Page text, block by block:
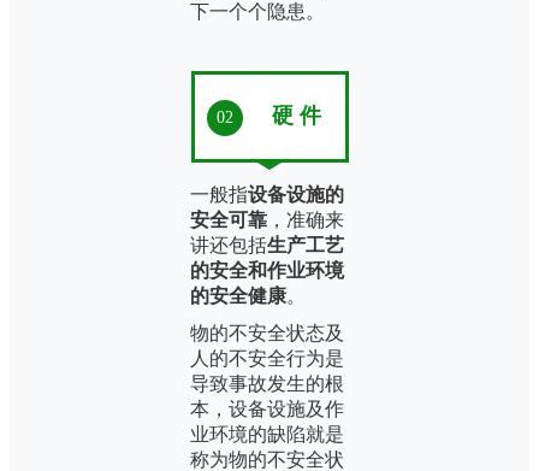
下一个个隐患。
02 硬 件
一般指设备设施的
安全可靠 ，准确来
讲还包括生产工艺
的安全和作业环境
的安全健康。
物的不安全状态及
人的不安全行为是
导致事故发生的根
本，设备设施及作
业环境的缺陷就是
称为物的不安全状